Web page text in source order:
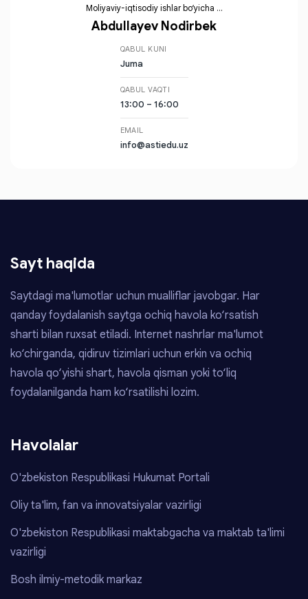
Moliyaviy-iqtisodiy ishlar bo‘yicha ...
Abdullayev Nodirbek
QABUL KUNI
Juma
QABUL VAQTI
13:00 – 16:00
EMAIL
info@astiedu.uz
Sayt haqida
Saytdagi ma'lumotlar uchun mualliflar javobgar. Har
qanday foydalanish saytga ochiq havola ko‘rsatish
sharti bilan ruxsat etiladi. Internet nashrlar ma'lumot
ko‘chirganda, qidiruv tizimlari uchun erkin va ochiq
havola qo‘yishi shart, havola qisman yoki to‘liq
foydalanilganda ham ko‘rsatilishi lozim.
Havolalar
O'zbekiston Respublikasi Hukumat Portali
Oliy ta'lim, fan va innovatsiyalar vazirligi
O'zbekiston Respublikasi maktabgacha va maktab ta'limi
vazirligi
Bosh ilmiy-metodik markaz